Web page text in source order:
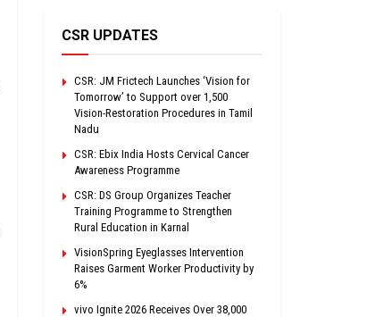
CSR UPDATES
CSR: JM Frictech Launches ‘Vision for
Tomorrow’ to Support over 1,500
Vision-Restoration Procedures in Tamil
Nadu
CSR: Ebix India Hosts Cervical Cancer
Awareness Programme
CSR: DS Group Organizes Teacher
Training Programme to Strengthen
Rural Education in Karnal
VisionSpring Eyeglasses Intervention
Raises Garment Worker Productivity by
6%
vivo Ignite 2026 Receives Over 38,000